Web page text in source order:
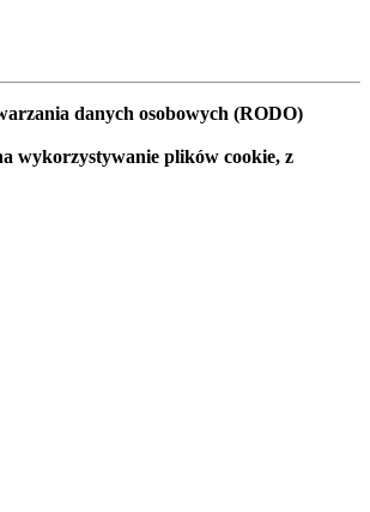
danych osobowych (RODO)
wykorzystywanie plików cookie, z